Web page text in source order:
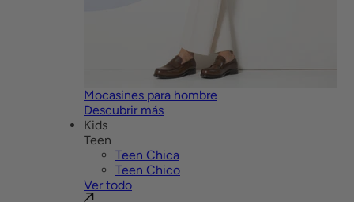
Mocasines para hombre
Descubrir más
Kids
Teen
Teen Chica
Teen Chico
Ver todo